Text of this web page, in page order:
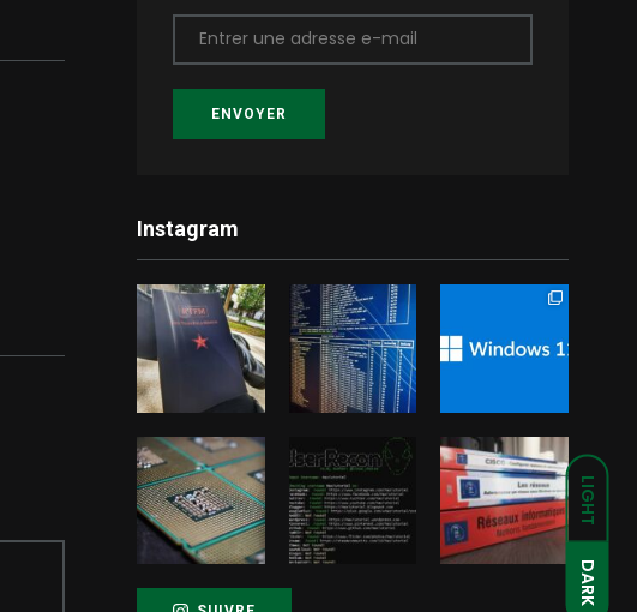
LIGHT
DARK
Entrer une adresse e-mail
ENVOYER
Instagram